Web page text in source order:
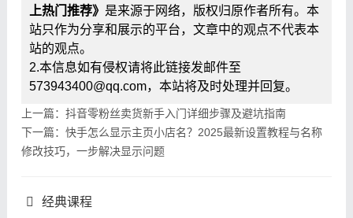
上热门推荐》 是来源于网络，版权归原作者所有。本
站只作为分享和展示的平台，文章中的观点不代表本
站的观点。
2.本信息如有侵权请将此链接发邮件至
573943400@qq.com，本站将及时处理并回复。
上一篇：抖音零粉丝卖货新手入门详细步骤及避坑指南
下一篇：快手怎么显示主页小店名？2025最新设置教程与名称
修改技巧，一步解决显示问题
经典课程